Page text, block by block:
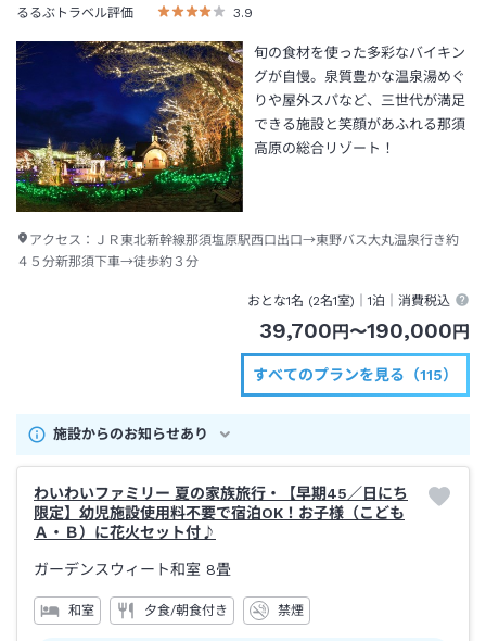
るるぶトラベル評価
3.9
旬の食材を使った多彩なバイキン
グが自慢。泉質豊かな温泉湯めぐ
りや屋外スパなど、三世代が満足
できる施設と笑顔があふれる那須
高原の総合リゾート！
アクセス： ＪＲ東北新幹線那須塩原駅西口出口→東野バス大丸温泉行き約
４５分新那須下車→徒歩約３分
おとな1名 (2名1室)｜1泊 ｜消費税込
39,700円〜190,000円
すべてのプランを見る（115）
施設からのお知らせあり
わいわいファミリー 夏の家族旅行・【早期45／日にち
限定】幼児施設使用料不要で宿泊OK！お子様（こども
Ａ・Ｂ）に花火セット付♪
ガーデンスウィート和室 8畳
和室 夕食/朝食付き 禁煙